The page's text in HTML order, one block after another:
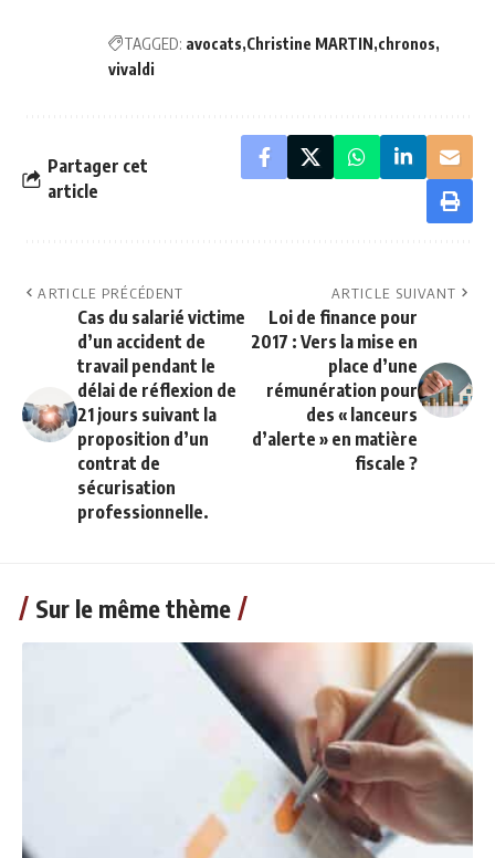
TAGGED: avocats Christine MARTIN chronos
vivaldi
Partager cet
article
ARTICLE PRÉCÉDENT
Cas du salarié victime
d’un accident de
travail pendant le
délai de réflexion de
21 jours suivant la
proposition d’un
contrat de
sécurisation
professionnelle.
ARTICLE SUIVANT
Loi de finance pour
2017 : Vers la mise en
place d’une
rémunération pour
des « lanceurs
d’alerte » en matière
fiscale ?
Sur le même thème